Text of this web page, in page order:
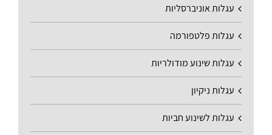
עגלות אוניברסליות
עגלות פלטפורמה
עגלות שינוע מודולריות
עגלות ניקיון
עגלות לשינוע חביות